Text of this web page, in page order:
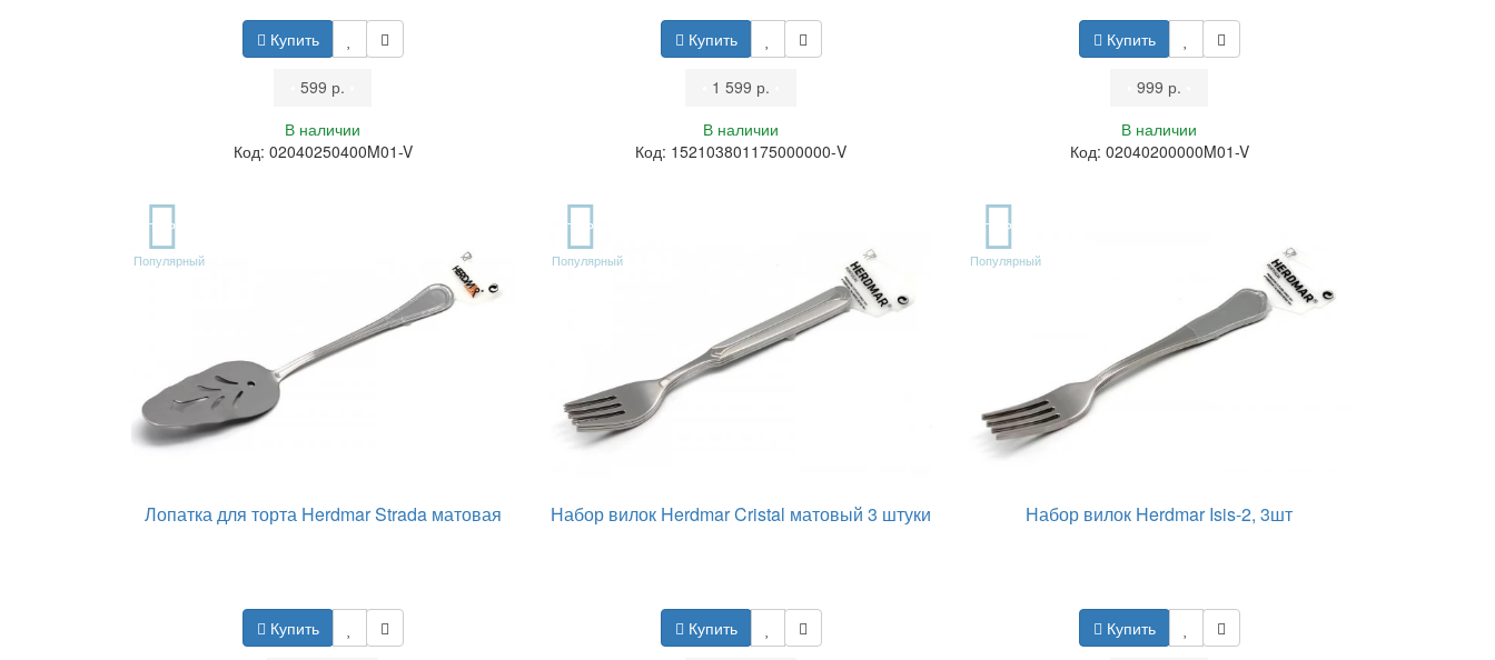
Купить
599 р.
В наличии
Код: 02040250400M01-V
Купить
1 599 р.
В наличии
Код: 152103801175000000-V
Купить
999 р.
В наличии
Код: 02040200000M01-V
TOP
Популярный
Лопатка для торта Herdmar Strada матовая
Купить
TOP
Популярный
Набор вилок Herdmar Cristal матовый 3 штуки
Купить
TOP
Популярный
Набор вилок Herdmar Isis-2, 3шт
Купить